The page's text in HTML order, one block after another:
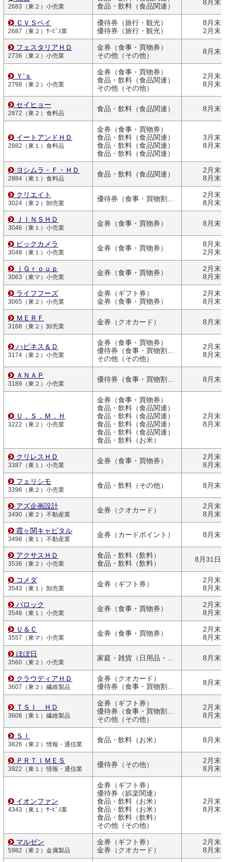
2683（東２）小売業
食品・飲料（食品関連）
8月末
ＣＶＳベイ
2687（東２）ｻｰﾋﾞｽ業
優待券（旅行・観光）
優待券（旅行・観光）
8月末
2月末
フェスタリアＨＤ
2736（東２）小売業
金券（食事・買物券）
その他（その他）
8月末
Ｙ’ｓ
2798（東２）小売業
金券（食事・買物券）
食品・飲料（食品関連）
その他（その他）
2月末
8月末
セイヒョー
2872（東２）食料品
食品・飲料（食品関連） 8月末
イートアンドＨＤ
2882（東１）食料品
金券（食事・買物券）
食品・飲料（食品関連）
食品・飲料（食品関連）
食品・飲料（食品関連）
3月末
8月末
ヨシムラ・Ｆ・ＨＤ
2884（東１）食料品
食品・飲料（食品関連）
2月末
8月末
クリエイト
3024（東２）卸売業
優待券（食事・買物割引券）
2月末
8月末
ＪＩＮＳＨＤ
3046（東１）小売業
金券（食事・買物券） 8月末
ビックカメラ
3048（東１）小売業
金券（食事・買物券）
8月末
2月末
ｊＧｒｏｕｐ
3063（東マ）小売業
金券（食事・買物券）
2月末
8月末
ライフフーズ
3065（東２）小売業
金券（ギフト券）
金券（食事・買物券）
2月末
8月末
ＭＥＲＦ
3168（東２）卸売業
金券（クオカード） 8月末
ハピネス＆Ｄ
3174（東２）小売業
金券（食事・買物券）
優待券（食事・買物割引券）
その他（その他）
2月末
8月末
ＡＮＡＰ
3189（東２）小売業
優待券（食事・買物割引券） 8月末
Ｕ．Ｓ．Ｍ．Ｈ
3222（東２）小売業
金券（食事・買物券）
食品・飲料（食品関連）
食品・飲料（食品関連）
食品・飲料（食品関連）
食品・飲料（食品関連）
食品・飲料（お米）
2月末
8月末
クリレスＨＤ
3387（東１）小売業
金券（食事・買物券）
2月末
8月末
フェリシモ
3396（東２）小売業
食品・飲料（その他） 8月末
アズ企画設計
3490（東２）不動産業
金券（クオカード）
2月末
8月末
霞ヶ関キャピタル
3498（東１）不動産業
金券（カードポイント） 8月末
アクサスＨＤ
3536（東２）小売業
食品・飲料（飲料）
食品・飲料（飲料）
8月31日
コメダ
3543（東１）卸売業
金券（ギフト券）
2月末
8月末
バロック
3548（東１）小売業
金券（食事・買物券）
2月末
8月末
Ｕ＆Ｃ
3557（東マ）小売業
金券（食事・買物券）
2月末
8月末
ほぼ日
3560（東２）小売業
家庭・雑貨（日用品・文房具） 8月末
クラウディアＨＤ
3607（東２）繊維製品
金券（クオカード）
優待券（食事・買物割引券）
8月末
ＴＳＩ ＨＤ
3608（東１）繊維製品
金券（ギフト券）
優待券（食事・買物割引券）
その他（その他）
2月末
8月末
ＳＩ
3826（東２）情報・通信業
食品・飲料（お米） 8月末
ＰＲＴＩＭＥＳ
3922（東１）情報・通信業
優待券（その他）
2月末
8月末
イオンファン
4343（東１）ｻｰﾋﾞｽ業
金券（ギフト券）
優待券（娯楽関連）
食品・飲料（お米）
食品・飲料（お米）
食品・飲料（飲料）
その他（その他）
2月末
8月末
マルゼン
5982（東２）金属製品
金券（ギフト券）
金券（クオカード）
2月末
8月末